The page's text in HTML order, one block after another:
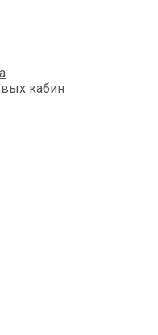
кабин